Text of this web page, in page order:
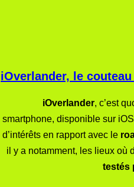
iOverlander, le
iOverlander, c’est
smartphone, disponible sur
d’intérêts en rapport avec le
il y a notamment, les lieux où
testés